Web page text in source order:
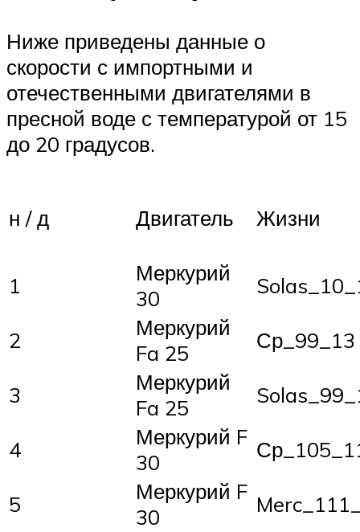
Ниже приведены данные о
скорости с импортными и
отечественными двигателями в
пресной воде с температурой от 15
до 20 градусов.
н / д Двигатель Жизни
1
Меркурий
30
2
Меркурий
Fa 25
Ср_99_13
3
Меркурий
Fa 25
4
Меркурий F
30
5
Меркурий F
30